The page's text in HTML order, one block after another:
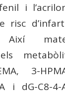
i
risc
Així
3-
i dG-C8-